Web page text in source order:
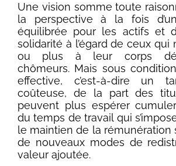
Une vision somme toute
la perspective à la fois
équilibrée pour les actifs et
solidarité à l’égard de ceux qui
ou plus à leur corps
chômeurs. Mais sous
effective, c’est-à-dire un
coûteuse, de la part des
peuvent plus espérer
du temps de travail qui
le maintien de la rémunération
de nouveaux modes de
valeur ajoutée.